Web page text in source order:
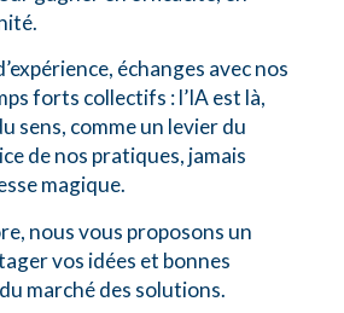
outils de progression dédiés aux
à nos nombreux
Echos Publishing
les cabinets d’experts-
ajoutés comme la finance avec
Finance.
échanges avec nos
forts collectifs : l’IA est là,
sens, comme un levier du
de nos pratiques, jamais
magique.
nous vous proposons un
vos idées et bonnes
marché des solutions.